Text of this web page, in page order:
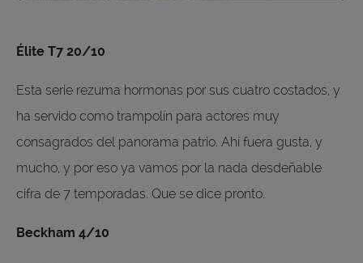
Élite T7 20/10
Esta serie rezuma hormonas por sus cuatro costados, y
ha servido como trampolín para actores muy
consagrados del panorama patrio. Ahí fuera gusta, y
mucho, y por eso ya vamos por la nada desdeñable
cifra de 7 temporadas. Que se dice pronto.
Beckham 4/10